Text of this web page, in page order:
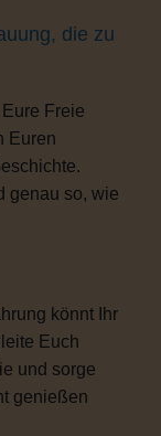
die zu
Freie
Euren
genau so, wie
könnt Ihr
Euch
und sorge
genießen